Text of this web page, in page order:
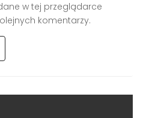
w tej przeglądarce
komentarzy.